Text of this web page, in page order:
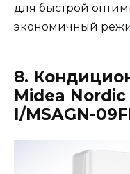
для быстрой
экономичный
8.
Midea Nordic
I/MSAGN-